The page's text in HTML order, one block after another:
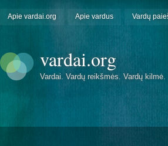
Apie vardai.org Apie vardus Vardų
vardai.org
Vardai. Vardų reikšmės. Vardų kilmė.